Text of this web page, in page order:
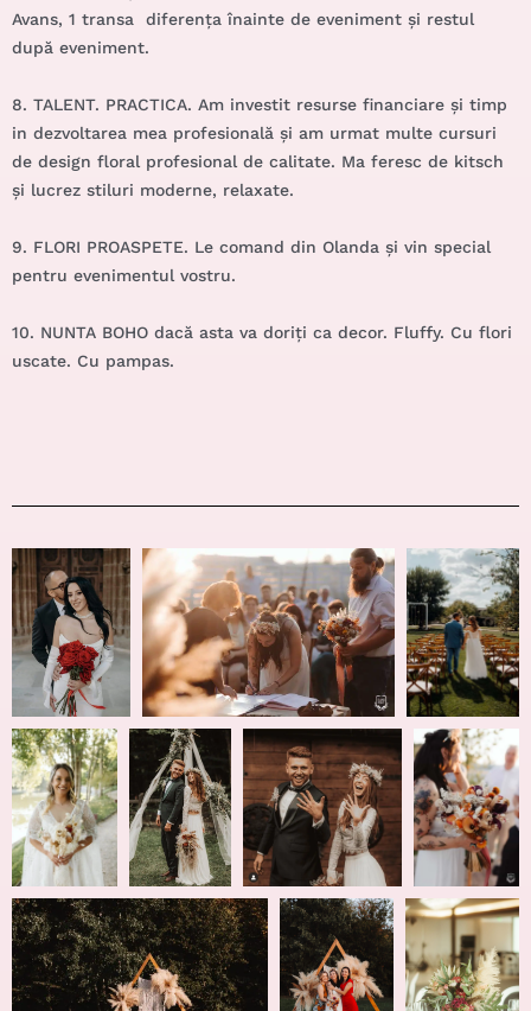
Avans, 1 transa diferența înainte de eveniment și restul
după eveniment.
8. TALENT. PRACTICA. Am investit resurse financiare și timp
in dezvoltarea mea profesională și am urmat multe cursuri
de design floral profesional de calitate. Ma feresc de kitsch
și lucrez stiluri moderne, relaxate.
9. FLORI PROASPETE. Le comand din Olanda și vin special
pentru evenimentul vostru.
10. NUNTA BOHO dacă asta va doriți ca decor. Fluffy. Cu flori
uscate. Cu pampas.